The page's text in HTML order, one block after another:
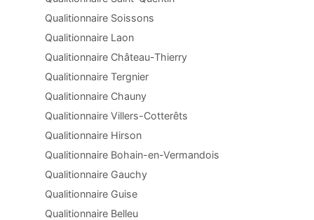
Qualitionnaire Soissons
Qualitionnaire Laon
Qualitionnaire Château-Thierry
Qualitionnaire Tergnier
Qualitionnaire Chauny
Qualitionnaire Villers-Cotterêts
Qualitionnaire Hirson
Qualitionnaire Bohain-en-Vermandois
Qualitionnaire Gauchy
Qualitionnaire Guise
Qualitionnaire Belleu